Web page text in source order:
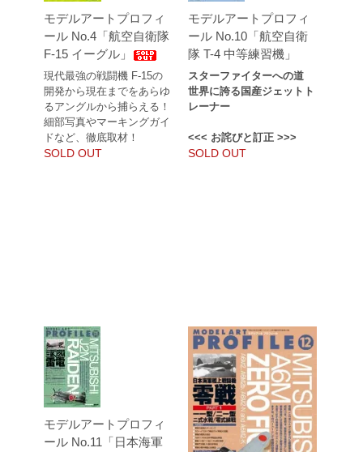
モデルアートプロフィ
ール No.4「航空自衛隊
F-15 イーグル」
現代最強の戦闘機 F-15の
開発から現在までをあらゆ
るアングルから捕らえる！
細部写真やマーキングガイ
ドなど、徹底取材！
SOLD OUT
モデルアートプロフィ
ール No.10「航空自衛
隊 T-4 中等練習機」
スターファイターへの道
世界に誇る国産ジェットト
レーナー
<<< お詫びと訂正 >>>
SOLD OUT
モデルアートプロフィ
ール No.11「日本海軍